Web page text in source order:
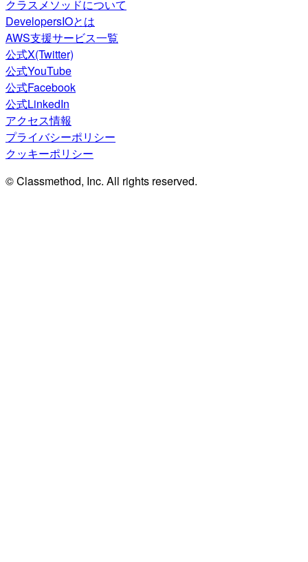
クラスメソッドについて
DevelopersIOとは
AWS支援サービス一覧
公式X(Twitter)
公式YouTube
公式Facebook
公式LinkedIn
アクセス情報
プライバシーポリシー
クッキーポリシー
© Classmethod, Inc. All rights reserved.